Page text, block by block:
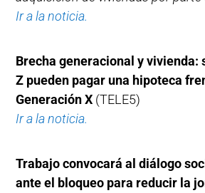
Ir a la noticia.
Brecha generacional y vivienda:
Z pueden pagar una hipoteca
Generación X (TELE5)
Ir a la noticia.
Trabajo convocará al diálogo
ante el bloqueo para reducir la